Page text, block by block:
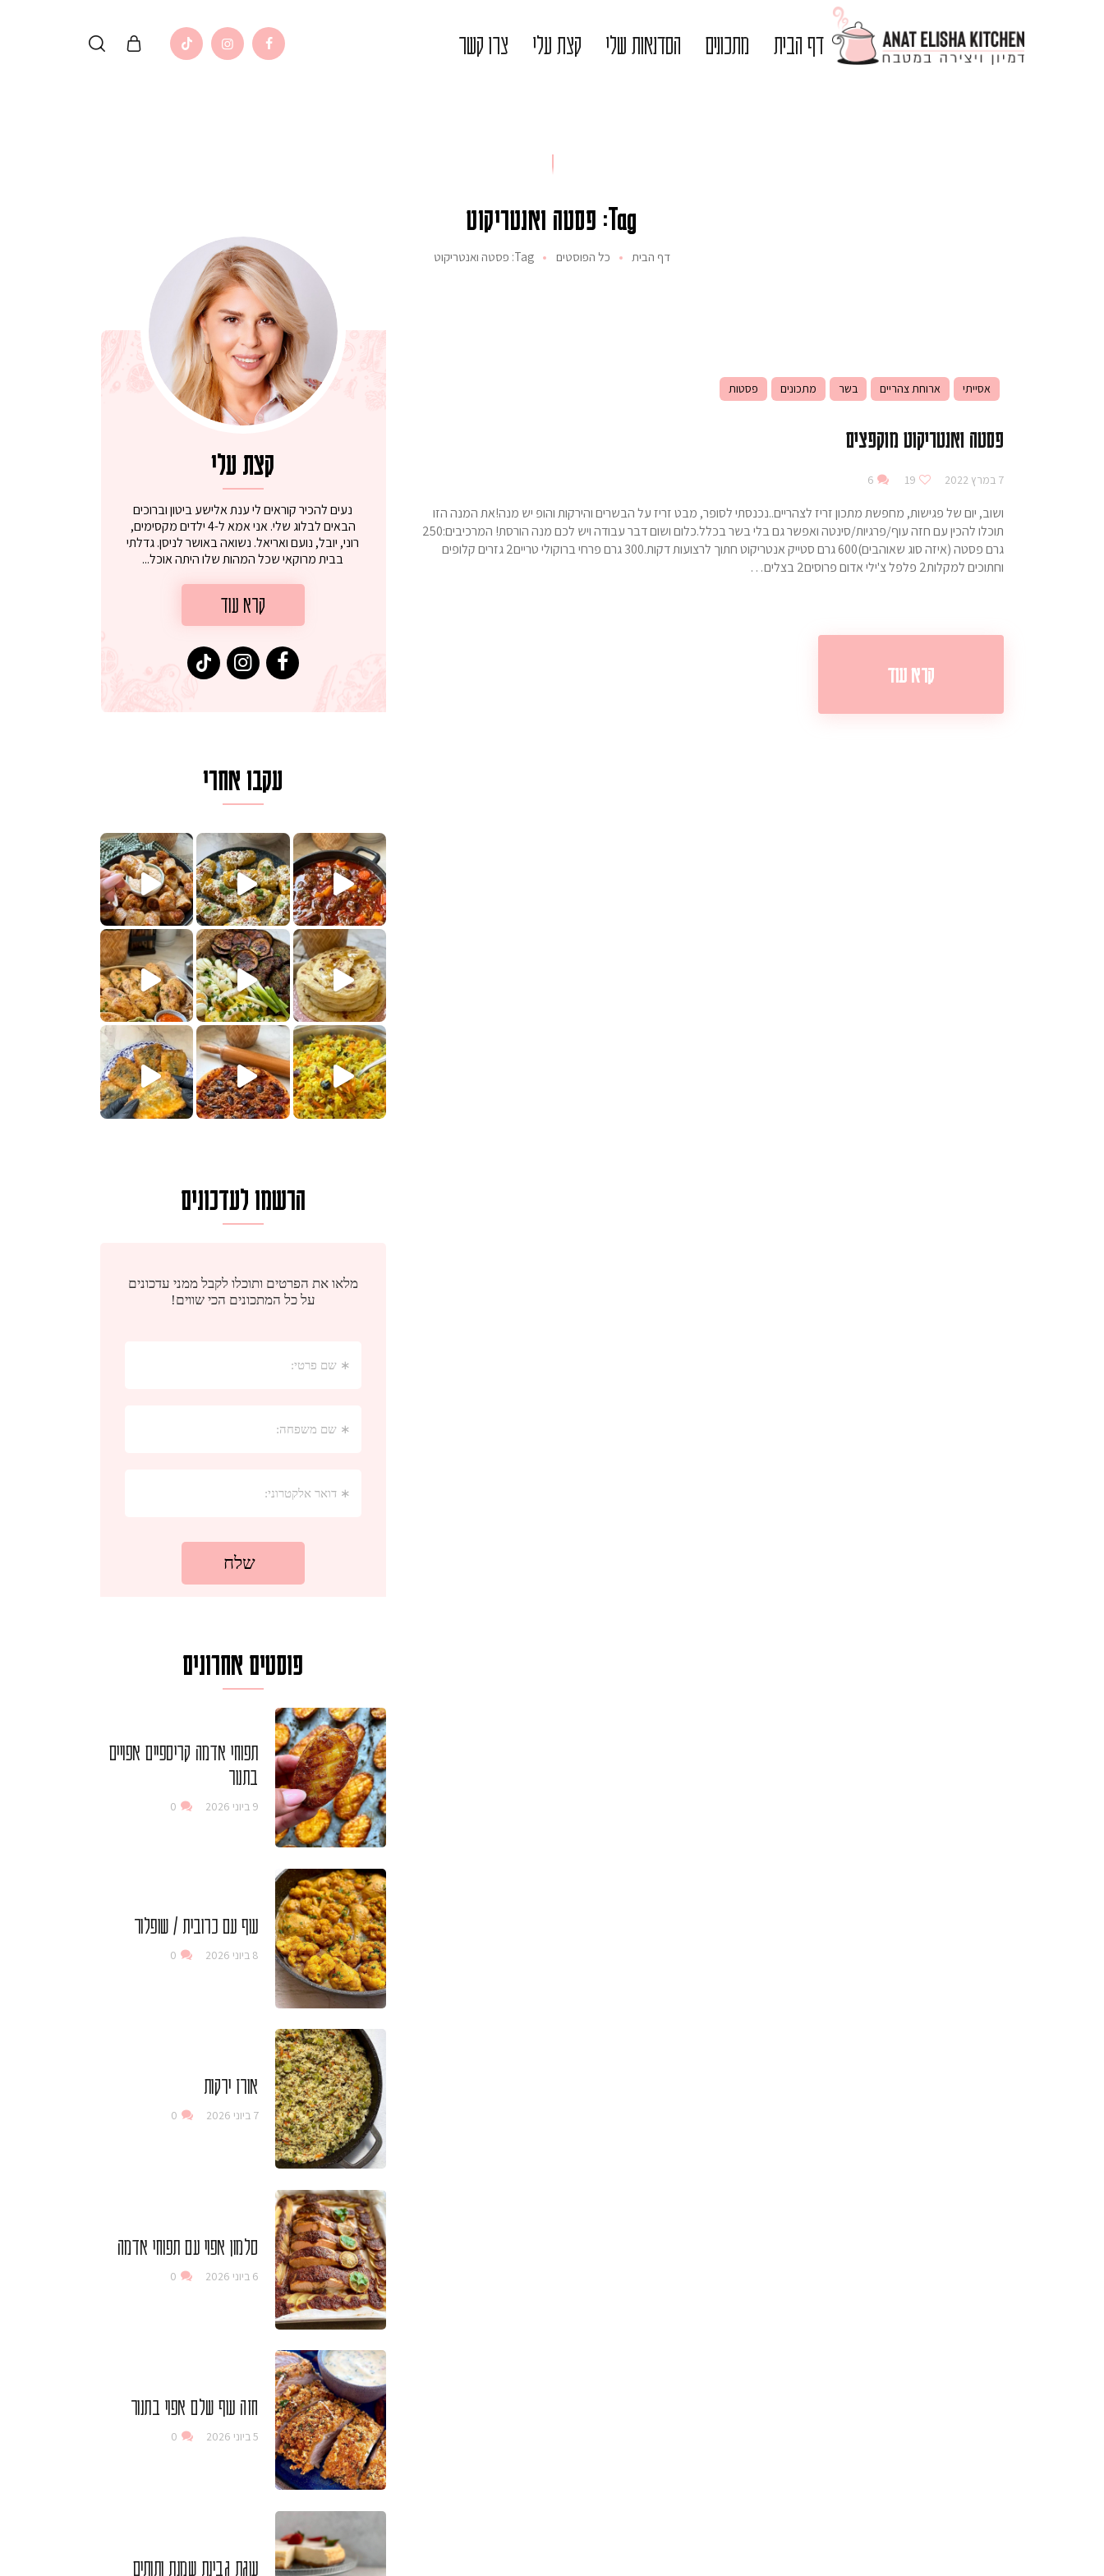
דף הבית מתכונים הסדנאות שלי קצת עלי צרו קשר
Tag: פסטה ואנטריקוט
דף הבית כל הפוסטים Tag: פסטה ואנטריקוט
אסייתי ארוחת צהריים בשר מתכונים פסטות
פסטה ואנטריקוט מוקפצים
7 במרץ 2022 19
6
ושוב, יום של פגישות, מחפשת מתכון זריז לצהריים..נכנסתי לסופר, מבט זריז על הבשרים והירקות והופ יש מנה!את המנה הזו
תוכלו להכין עם חזה עוף/פרגיות/סינטה ואפשר גם בלי בשר בכלל.כלום ושום דבר עבודה ויש לכם מנה הורסת! המרכיבים:250
גרם פסטה (איזה סוג שאוהבים)600 גרם סטייק אנטריקוט חתוך לרצועות דקות.300 גרם פרחי ברוקולי טריים2 גזרים קלופים
וחתוכים למקלות2 פלפל צ'ילי אדום פרוסים2 בצלים…
קרא עוד
קצת עלי
נעים להכיר קוראים לי ענת אלישע ביטון וברוכים
הבאים לבלוג שלי. אני אמא ל-4 ילדים מקסימים,
רוני, יובל, נועם ואריאל. נשואה באושר לניסן. גדלתי
בבית מרוקאי שכל המהות שלו היתה אוכל...
קרא עוד
עקבו אחרי
. גולש המר
קלחי תירס צרובים על מחבת עם גבינה בולגרית מעודנת מ
נשנושי פרגיות קריספיים ממכרים שמכינים בכמה דקות עב
לחם מחבת שהוא שילוב של מופלטה וספינז׳, רעיון מעולאז מה בשבילכם? בפ
פסטל טוניסאי לתשעת הימים, חשבתי מה לחדש לכם ונראה
למתכון
פיצה של תשעת הימים ולמה היא נקראת ככה? ההסבר בסרטו
מז׳ווז׳ין או בתרגום לעברית, מחותניםמתכון ראש
הרשמו לעדכונים
פוסטים אחרונים
תפוחי אדמה קריספיים אפויים
בתנור
9 ביוני 2026 0
עוף עם כרובית / שופלור
8 ביוני 2026 0
אורז ירקות
7 ביוני 2026 0
סלמון אפוי עם תפוחי אדמה
6 ביוני 2026 0
חזה עוף שלם אפוי בתנור
5 ביוני 2026 0
עוגת גבינת שמנת ותותים